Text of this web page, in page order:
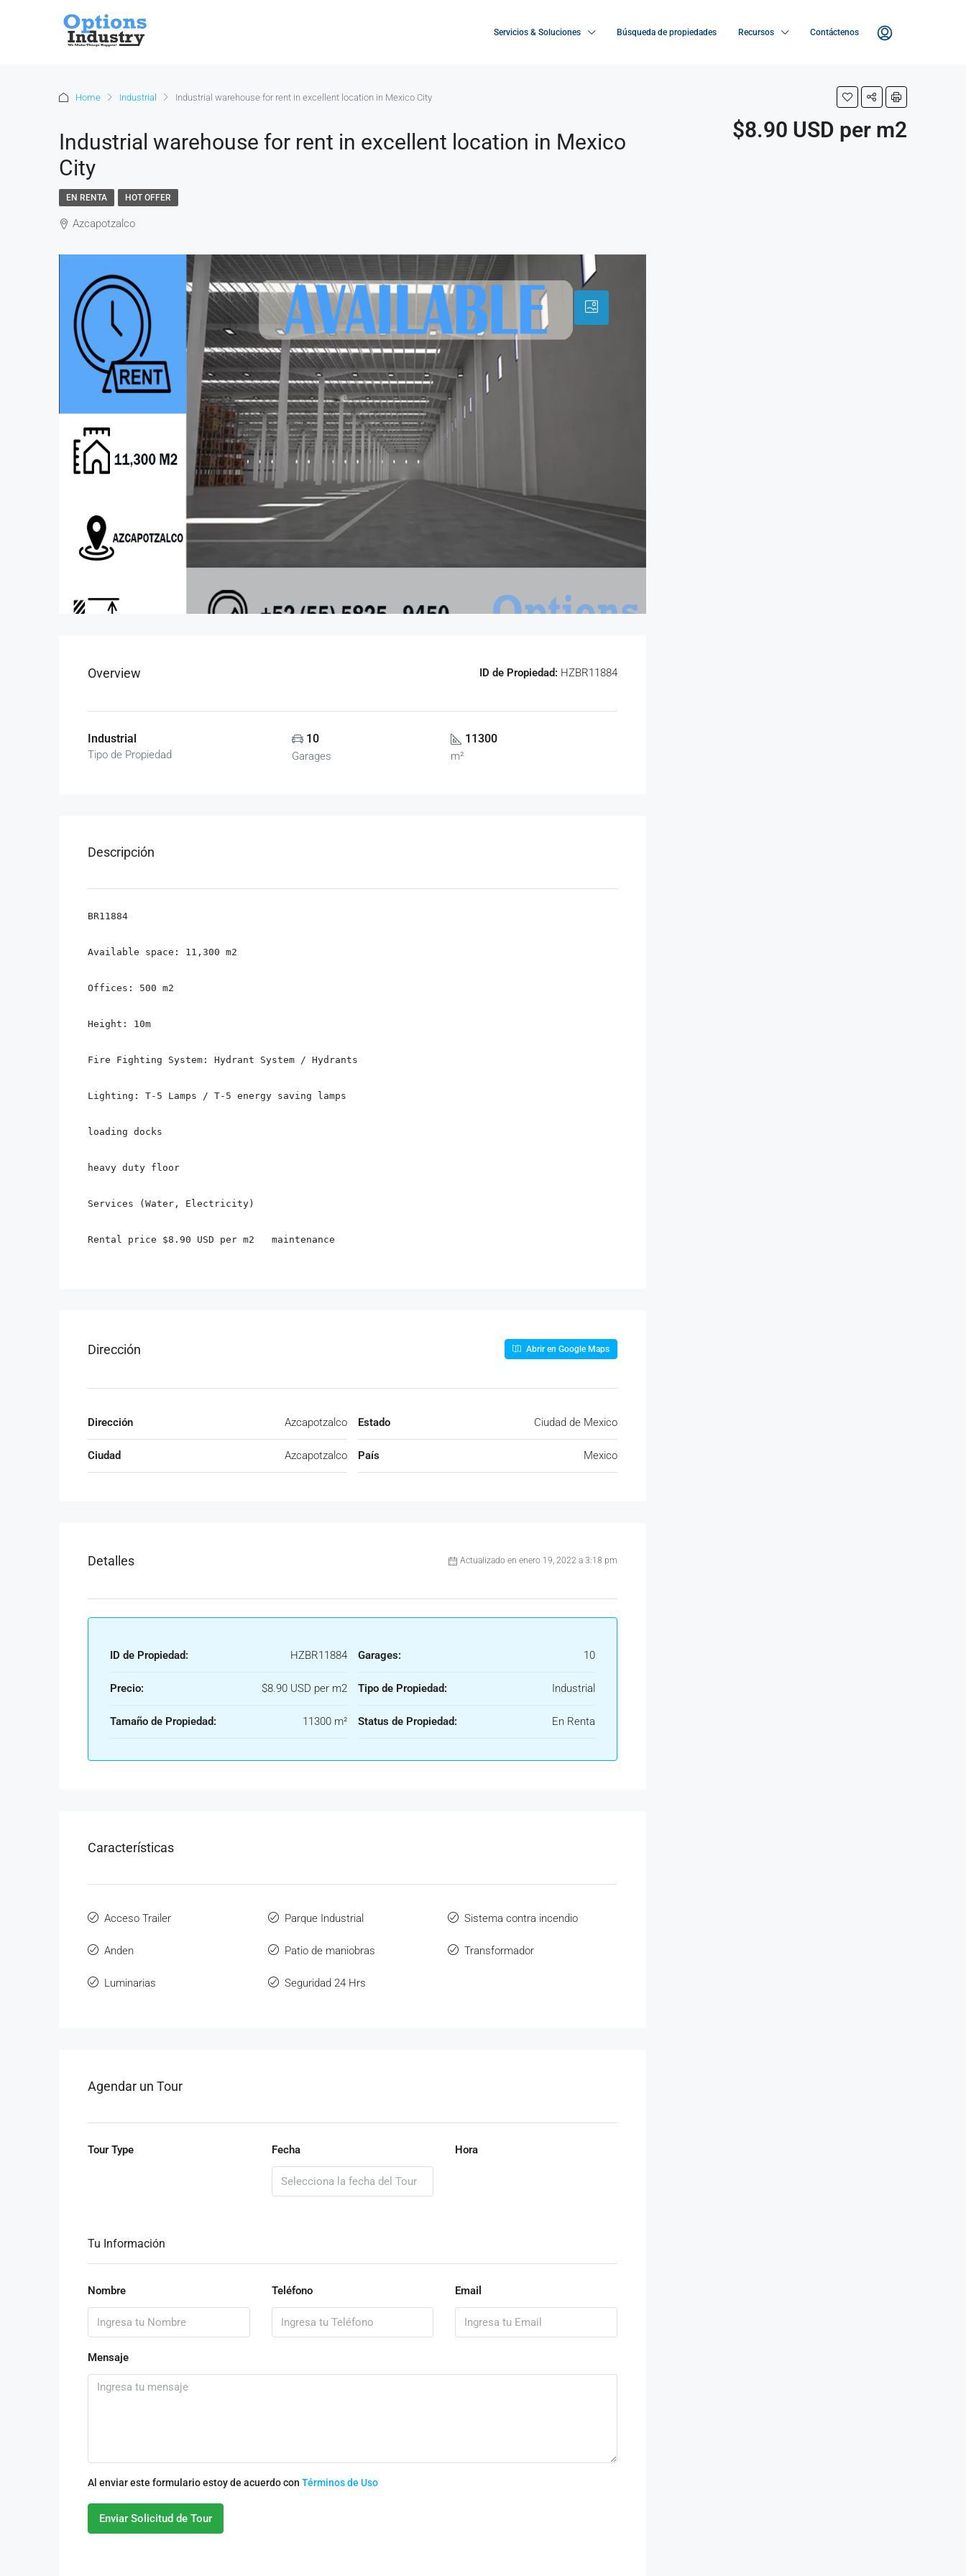
Servicios & Soluciones Búsqueda de propiedades Recursos Contáctenos
Home Industrial Industrial warehouse for rent in excellent location in Mexico City
Industrial warehouse for rent in excellent location in Mexico
City
$8.90 USD per m2
EN RENTA HOT OFFER
Azcapotzalco
Overview ID de Propiedad: HZBR11884
Industrial
Tipo de Propiedad
10
Garages
11300
m²
Descripción
BR11884
Available space: 11,300 m2
Offices: 500 m2
Height: 10m
Fire Fighting System: Hydrant System / Hydrants
Lighting: T-5 Lamps / T-5 energy saving lamps
loading docks
heavy duty floor
Services (Water, Electricity)
Rental price $8.90 USD per m2   maintenance
Dirección Abrir en Google Maps
Dirección Azcapotzalco
Ciudad Azcapotzalco
Estado Ciudad de Mexico
País Mexico
Detalles Actualizado en enero 19, 2022 a 3:18 pm
ID de Propiedad: HZBR11884
Precio: $8.90 USD per m2
Tamaño de Propiedad: 11300 m²
Garages: 10
Tipo de Propiedad: Industrial
Status de Propiedad: En Renta
Características
Acceso Trailer
Anden
Luminarias
Parque Industrial
Patio de maniobras
Seguridad 24 Hrs
Sistema contra incendio
Transformador
Agendar un Tour
Tour Type Fecha Hora
Tu Información
Nombre Teléfono Email
Mensaje
Al enviar este formulario estoy de acuerdo con Términos de Uso
Enviar Solicitud de Tour